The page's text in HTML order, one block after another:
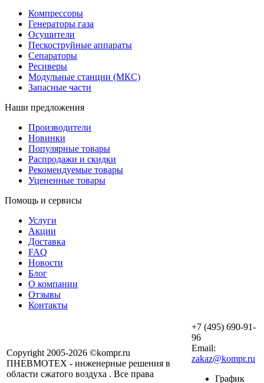
Компрессоры
Генераторы газа
Осушители
Пескоструйные аппараты
Сепараторы
Ресиверы
Модульные станции (МКС)
Запасные части
Наши предложения
Производители
Новинки
Популярные товары
Распродажи и скидки
Рекомендуемые товары
Уцененные товары
Помощь и сервисы
Услуги
Акции
Доставка
FAQ
Новости
Блог
О компании
Отзывы
Контакты
Copyright 2005-2026 ©kompr.ru
ПНЕВМОТЕХ - инженерные решения в
области сжатого воздуха . Все права
+7 (495) 690-91-
96
Email:
zakaz@kompr.ru
График